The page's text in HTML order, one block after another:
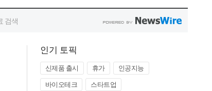
인기 토픽
신제품 출시 휴가
인공지능
바이오테크
스타트업